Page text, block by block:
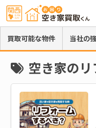
買取可能な物件 当社の
空き家の